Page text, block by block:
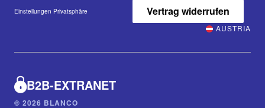
Einstellungen Privatsphäre
Vertrag widerrufen
AUSTRIA
B2B-EXTRANET
© 2026 BLANCO